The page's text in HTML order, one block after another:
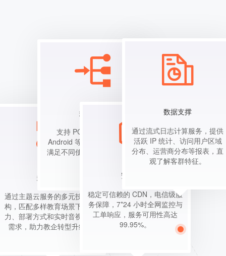
多元架构
通过主题云服务的多元技术架
构，匹配多样教育场景下的算
力、部署方式和实时音视频等
需求，助力教企转型升级。
多端接入
支持 PC、Web、iOS、
Android 等多平台终端接入，
满足不同使用场景下的学习需
安全可靠
稳定可信赖的 CDN，电信级服
务保障，7*24 小时全网监控与
工单响应，服务可用性高达
99.95%。
数据支撑
通过流式日志计算服务，提供
活跃 IP 统计、访问用户区域
分布、运营商分布等报表，直
观了解客群特征。